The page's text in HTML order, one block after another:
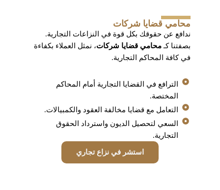
محامي قضايا شركات
ندافع عن حقوقك بكل قوة في النزاعات التجارية.
بصفتنا كـ محامي قضايا شركات، نمثل العملاء بكفاءة
في كافة المحاكم التجارية.
الترافع في القضايا التجارية أمام المحاكم
المختصة.
التعامل مع قضايا مخالفة العقود والكمبيالات.
السعي لتحصيل الديون واسترداد الحقوق
التجارية.
استشر في نزاع تجاري